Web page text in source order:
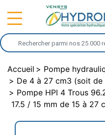
Accueil Pompe
De 4 à 27 cm3 (soit de
Pompe HPI 4 Trous
17.5 / 15 mm de 15 à 27